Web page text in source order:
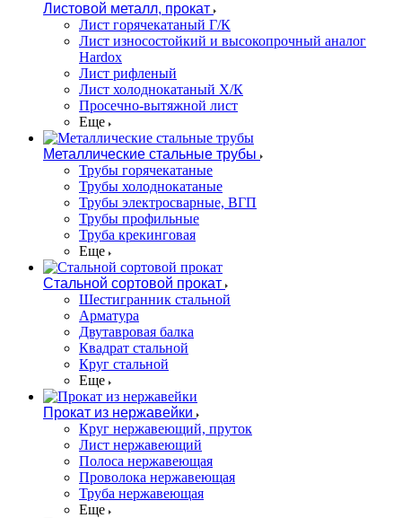
Листовой металл, прокат
Лист горячекатаный Г/К
Лист износостойкий и высокопрочный аналог
Hardox
Лист рифленый
Лист холоднокатаный Х/К
Просечно-вытяжной лист
Еще
Металлические стальные трубы
Трубы горячекатаные
Трубы холоднокатаные
Трубы электросварные, ВГП
Трубы профильные
Труба крекинговая
Еще
Стальной сортовой прокат
Шестигранник стальной
Арматура
Двутавровая балка
Квадрат стальной
Круг стальной
Еще
Прокат из нержавейки
Круг нержавеющий, пруток
Лист нержавеющий
Полоса нержавеющая
Проволока нержавеющая
Труба нержавеющая
Еще